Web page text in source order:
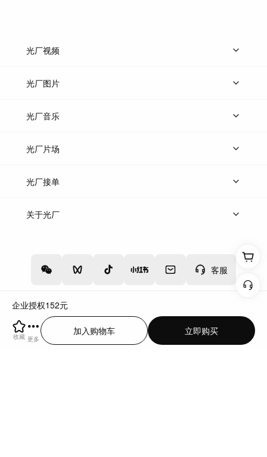
企业授权152元
收藏 更多
立即购买
加入购物车
客服
光厂视频
上传视频
光厂图片
上传图片
光厂音乐
热门音乐
光厂片场
上传案例
光厂接单
上架服务
关于光厂
增值电信业务经营许可证：川B2-20160192
川公网安备51019002000262
违法和不良信息举报中心